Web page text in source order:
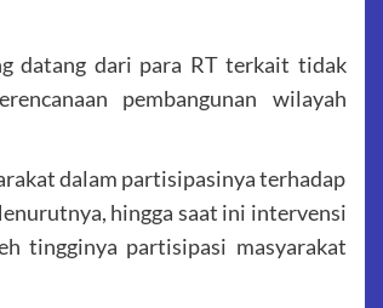
datang dari para RT terkait tidak
pembangunan wilayah
dalam partisipasinya terhadap
hingga saat ini intervensi
tingginya partisipasi masyarakat